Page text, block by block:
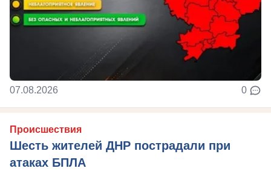
07.08.2026 0
Происшествия
Шесть жителей ДНР пострадали при
атаках БПЛА